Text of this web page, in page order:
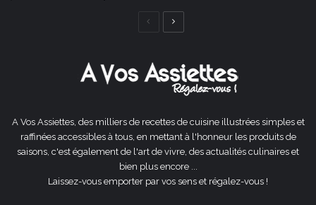
Page
A Vos Assiettes, des milliers de recettes de cuisine illustrées simples et
raffinées accessibles à tous, en mettant à l'honneur les produits de
saisons, c'est également de l'art de vivre, des actualités culinaires et
bien plus encore ...
Laissez-vous emporter par vos sens et régalez-vous !